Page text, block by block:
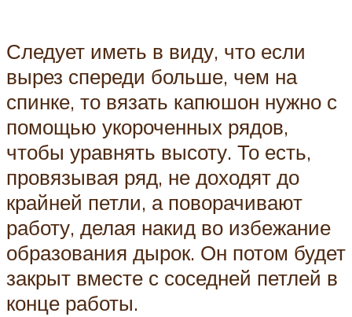
Следует иметь в виду, что если
вырез спереди больше, чем на
спинке, то вязать капюшон нужно с
помощью укороченных рядов,
чтобы уравнять высоту. То есть,
провязывая ряд, не доходят до
крайней петли, а поворачивают
работу, делая накид во избежание
образования дырок. Он потом будет
закрыт вместе с соседней петлей в
конце работы.